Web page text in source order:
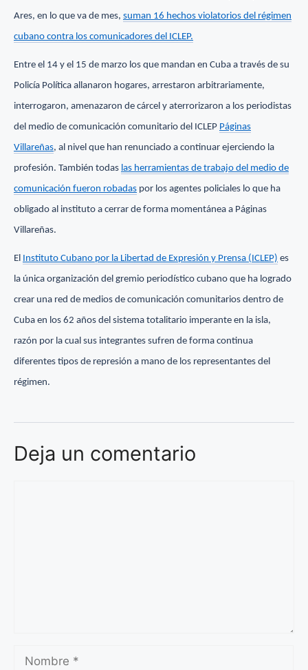
Ares, en lo que va de mes, suman 16 hechos violatorios del régimen
cubano contra los comunicadores del ICLEP.
Entre el 14 y el 15 de marzo los que mandan en Cuba a través de su
Policía Política allanaron hogares, arrestaron arbitrariamente,
interrogaron, amenazaron de cárcel y aterrorizaron a los periodistas
del medio de comunicación comunitario del ICLEP Páginas
Villareñas, al nivel que han renunciado a continuar ejerciendo la
profesión. También todas las herramientas de trabajo del medio de
comunicación fueron robadas por los agentes policiales lo que ha
obligado al instituto a cerrar de forma momentánea a Páginas
Villareñas.
El Instituto Cubano por la Libertad de Expresión y Prensa (ICLEP) es
la única organización del gremio periodístico cubano que ha logrado
crear una red de medios de comunicación comunitarios dentro de
Cuba en los 62 años del sistema totalitario imperante en la isla,
razón por la cual sus integrantes sufren de forma continua
diferentes tipos de represión a mano de los representantes del
régimen.
Deja un comentario
Nombre